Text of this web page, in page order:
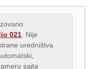
021 . Nije
uredništva
sajta